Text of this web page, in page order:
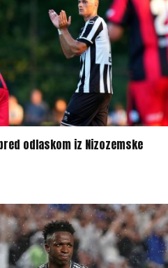
odlaskom iz Nizozemske